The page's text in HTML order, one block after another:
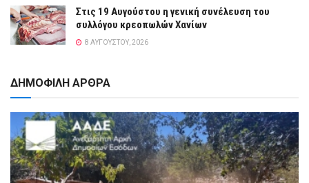
Στις 19 Αυγούστου η γενική συνέλευση του
συλλόγου κρεοπωλών Χανίων
8 ΑΥΓΟΎΣΤΟΥ, 2026
ΔΗΜΟΦΙΛΗ ΑΡΘΡΑ